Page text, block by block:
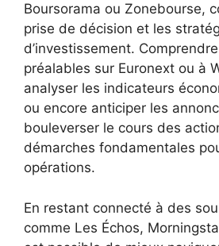
Boursorama ou Zonebourse,
prise de décision et les
d’investissement.
préalables sur Euronext ou à
analyser les indicateurs
ou encore anticiper les
bouleverser le cours des
démarches fondamentales
opérations.
En restant connecté à des
comme Les Échos,